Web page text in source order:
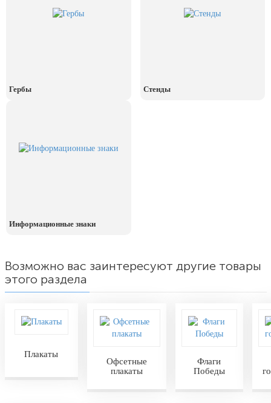
День рыбака (второе воскресенье
2 августа, День ВДВ
Гербы Стенды
Информационные знаки
Возможно вас заинтересуют другие товары
этого раздела
Плакаты
Офсетные
плакаты
Флаги
Победы